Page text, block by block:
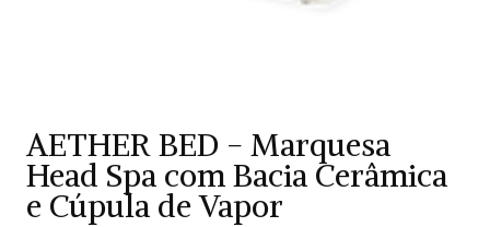
AETHER BED - Marquesa
Head Spa com Bacia Cerâmica
e Cúpula de Vapor